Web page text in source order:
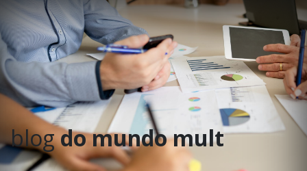
blogdo mundo mult